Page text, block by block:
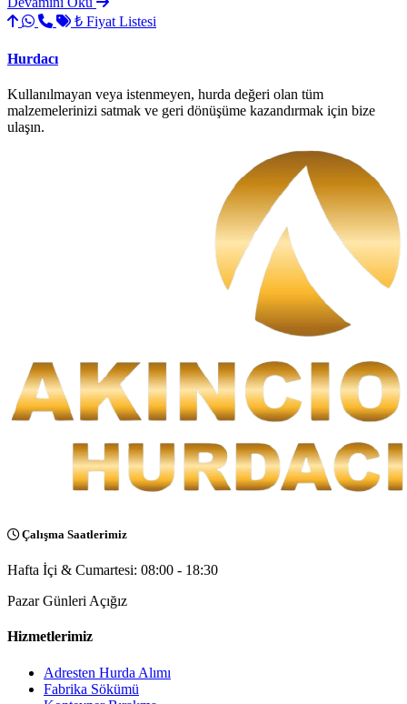
₺ Fiyat Listesi
Hurdacı
Kullanılmayan veya istenmeyen, hurda değeri olan tüm
malzemelerinizi satmak ve geri dönüşüme kazandırmak için bize
ulaşın.
Çalışma Saatlerimiz
Hafta İçi & Cumartesi: 08:00 - 18:30
Pazar Günleri Açığız
Hizmetlerimiz
Adresten Hurda Alımı
Fabrika Sökümü